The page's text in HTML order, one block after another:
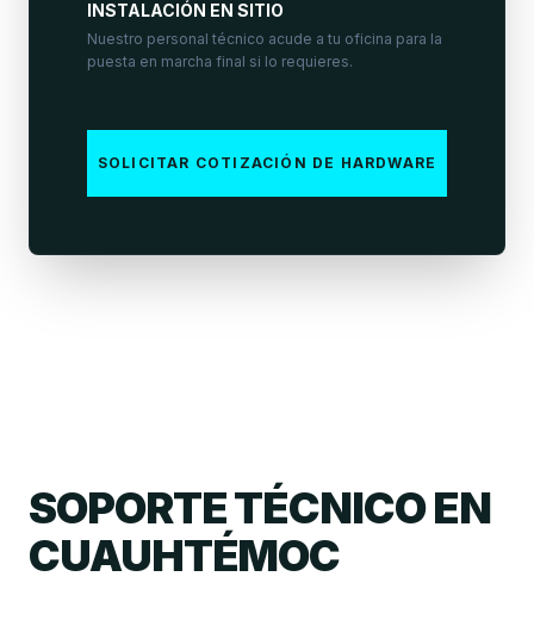
INSTALACIÓN EN SITIO
Nuestro personal técnico acude a tu oficina para la
puesta en marcha final si lo requieres.
SOLICITAR COTIZACIÓN DE HARDWARE
SOPORTE TÉCNICO EN
CUAUHTÉMOC